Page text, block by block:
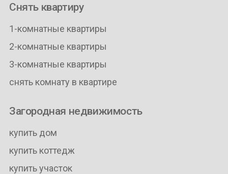
Снять квартиру
1-комнатные квартиры
2-комнатные квартиры
3-комнатные квартиры
снять комнату в квартире
Загородная недвижимость
купить дом
купить коттедж
купить участок